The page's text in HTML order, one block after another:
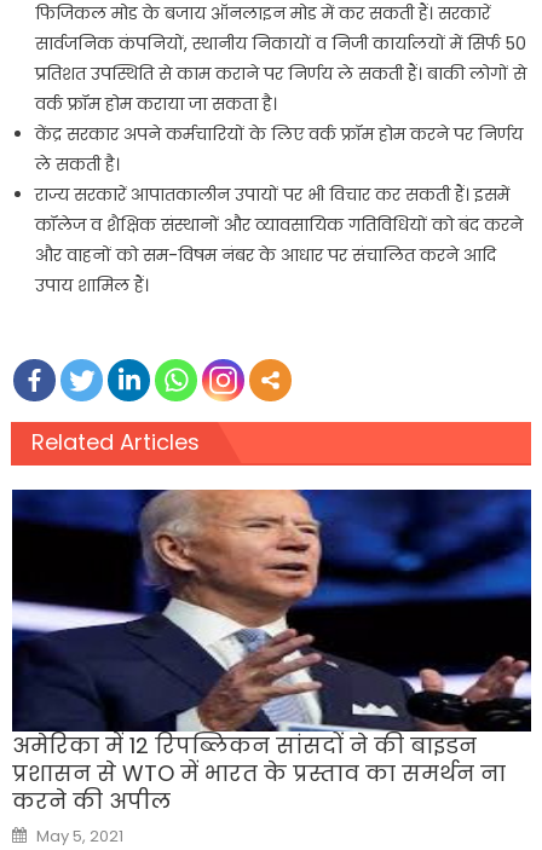
फिजिकल मोड के बजाय ऑनलाइन मोड में कर सकती हैं। सरकारें
सार्वजनिक कंपनियों, स्थानीय निकायों व निजी कार्यालयों में सिर्फ 50
प्रतिशत उपस्थिति से काम कराने पर निर्णय ले सकती हैं। बाकी लोगों से
वर्क फ्रॉम होम कराया जा सकता है।
केंद्र सरकार अपने कर्मचारियों के लिए वर्क फ्रॉम होम करने पर निर्णय
ले सकती है।
राज्य सरकारें आपातकालीन उपायों पर भी विचार कर सकती हैं। इसमें
कॉलेज व शैक्षिक संस्थानों और व्यावसायिक गतिविधियों को बंद करने
और वाहनों को सम-विषम नंबर के आधार पर संचालित करने आदि
उपाय शामिल हैं।
Related Articles
अमेरिका में 12 रिपब्लिकन सांसदों ने की बाइडन
प्रशासन से WTO में भारत के प्रस्ताव का समर्थन ना
करने की अपील
Posted
May 5, 2021